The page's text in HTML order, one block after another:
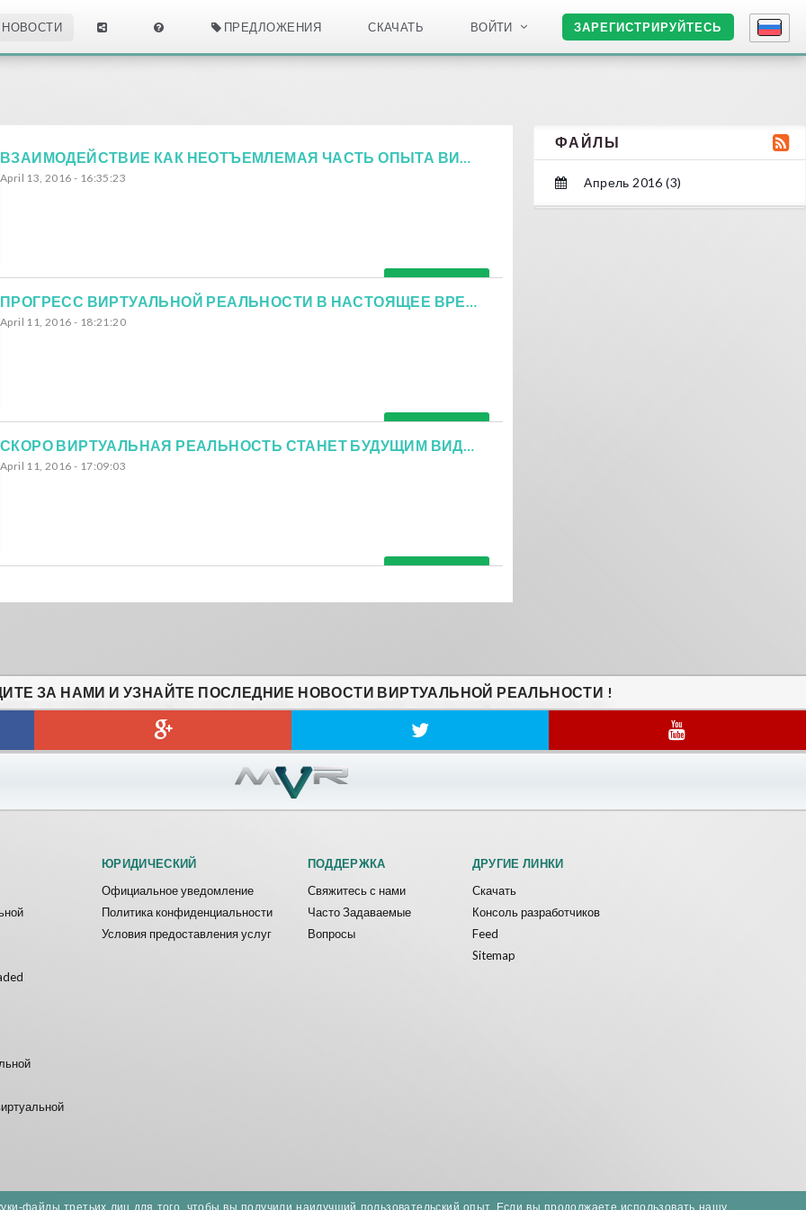
НОВОСТИ ПРЕДЛОЖЕНИЯ СКАЧАТЬ ВОЙТИ ЗАРЕГИСТРИРУЙТЕСЬ
ВЗАИМОДЕЙСТВИЕ КАК НЕОТЪЕМЛЕМАЯ ЧАСТЬ ОПЫТА ВИРТУАЛЬНОЙ РЕАЛЬНОСТИ
April 13, 2016 - 16:35:23
Подробнее
ПРОГРЕСС ВИРТУАЛЬНОЙ РЕАЛЬНОСТИ В НАСТОЯЩЕЕ ВРЕМЯ
April 11, 2016 - 18:21:20
Подробнее
СКОРО ВИРТУАЛЬНАЯ РЕАЛЬНОСТЬ СТАНЕТ БУДУЩИМ ВИДЕОИГР
April 11, 2016 - 17:09:03
Подробнее
ФАЙЛЫ
Апрель 2016 (3)
ЗА НАМИ И УЗНАЙТЕ ПОСЛЕДНИЕ НОВОСТИ ВИРТУАЛЬНОЙ РЕАЛЬНОСТИ !
ЮРИДИЧЕСКИЙ
Официальное уведомление
Политика конфиденциальности
Условия предоставления услуг
ПОДДЕРЖКА
Свяжитесь с нами
Часто Задаваемые
Вопросы
ДРУГИЕ ЛИНКИ
Скачать
Консоль разработчиков
Feed
Sitemap
файлы третьих лиц для того, чтобы вы получили наилучший пользовательский опыт. Если вы продолжаете использовать нашу